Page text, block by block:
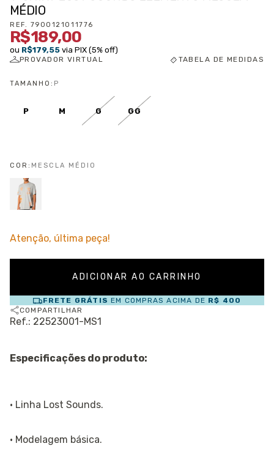
MÉDIO
REF. 7900121011776
R$189,00
ou R$179,55 via PIX (5% off)
PROVADOR VIRTUAL TABELA DE MEDIDAS
TAMANHO: P
P M G GG
COR: MESCLA MÉDIO
Atenção, última peça!
FRETE GRÁTIS EM COMPRAS ACIMA DE R$ 400
COMPARTILHAR
Ref.: 22523001-MS1
Especificações do produto:
· Linha Lost Sounds.
· Modelagem básica.